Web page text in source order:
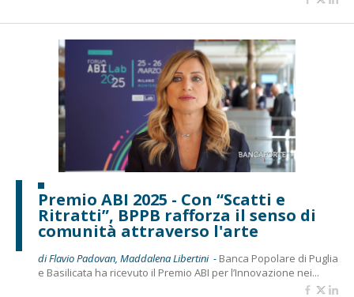
Premio ABI 2025 - Con “Scatti e
Ritratti”, BPPB rafforza il senso di
comunità attraverso l'arte
di Flavio Padovan, Maddalena Libertini - Banca Popolare di Puglia
e Basilicata ha ricevuto il Premio ABI per l’Innovazione nei...